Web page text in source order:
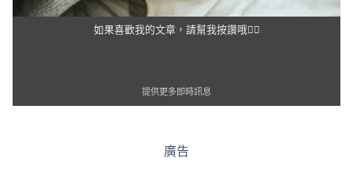
如果喜歡我的文章，請幫我按讚哦👍🏻
提供更多即時訊息
廣告